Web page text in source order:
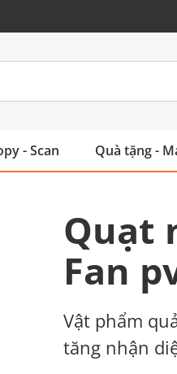
- Scan Quà tặng -
Quạt
Fan
Vật phẩm
tăng nhận